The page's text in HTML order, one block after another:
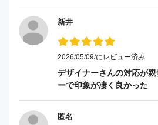
新井
2026/05/09/にレビュー済み
デザイナーさんの対応が
ーで印象が凄く良かった
匿名